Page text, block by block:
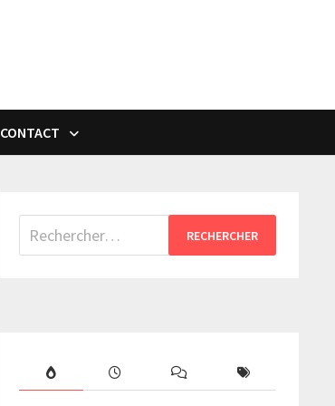
CONTACT
Rechercher :